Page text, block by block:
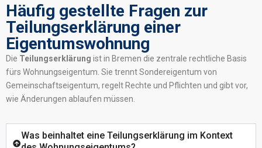
Häufig gestellte Fragen zur
Teilungserklärung einer
Eigentumswohnung
Die Teilungserklärung ist in Bremen die zentrale rechtliche Basis
fürs Wohnungseigentum. Sie trennt Sondereigentum von
Gemeinschaftseigentum, regelt Rechte und Pflichten und gibt vor,
wie Änderungen ablaufen müssen.
Was beinhaltet eine Teilungserklärung im Kontext